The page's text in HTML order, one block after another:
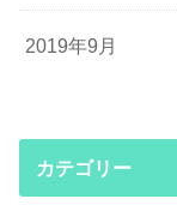
2019年9月
カテゴリー